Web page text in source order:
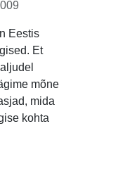
Eestis
Et
mõne
mida
kohta